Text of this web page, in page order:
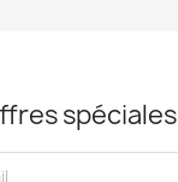
spéciales